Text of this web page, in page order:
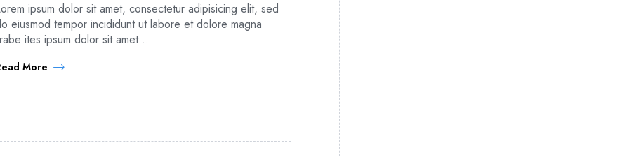
ipsum dolor sit amet, consectetur adipisicing elit, sed
eiusmod tempor incididunt ut labore et dolore magna
ites ipsum dolor sit amet...
More